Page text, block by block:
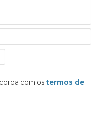
com os termos de